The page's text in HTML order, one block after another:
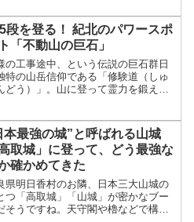
華に思いを馳せ、幾重もの櫓がそび
往時を想像する――。歴史のロマン
じるひと時です。今回は熊野古道や
三山の速玉大社で有名な和歌山県新
の、「新宮城」についてのレポート
。新宮城、またの名を「丹鶴城」と
州新宮藩の本拠・新宮………………
段を登る！ 紀北のパワースポ
「不動山の巨石」
の工事途中、という伝説の巨石群日
特の山岳信仰である「修験道（しゅ
どう）」。山に登って霊力を鍛え上
んのおづぬ）」。古代氏族・賀茂氏
身で、現在の金剛山（葛城山）は役
ゆかりの行場としてよく知られてい
。そんな金剛山に連なる山々には多
伝説が残り、和歌山県橋本市の「不
」という所にもそのひとつが伝わっ
ます。そこには山中な………………
きを読む～
本最強の城”と呼ばれる山城
高取城」に登って、どう最強な
確かめてきた
県明日香村のお隣、日本三大山城の
つ「高取城」「山城」が密かなブー
そうですね。天守閣や櫓などで構築